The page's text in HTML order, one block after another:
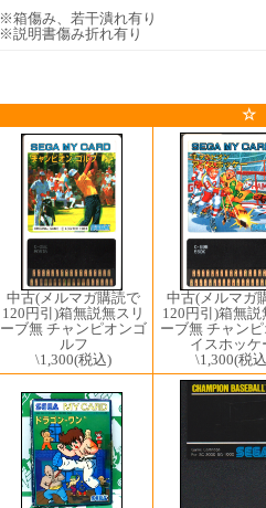
※箱傷み、若干潰れ有り
※説明書傷み折れ有り
☆
中古(メルマガ購読で
120円引)箱無説無スリ
ーブ無 チャンピオンゴ
ルフ
\1,300(税込)
中古(メルマガ
120円引)箱無説
ーブ無 チャン
イスホッケ
\1,300(税